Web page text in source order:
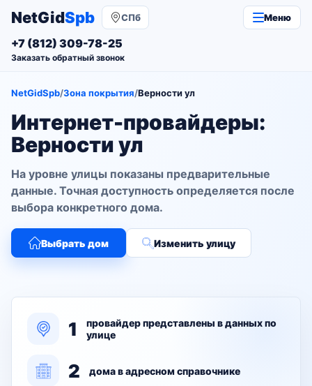
NetGidSpb СПб Меню
+7 (812) 309-78-25
Заказать обратный звонок
NetGidSpb/Зона покрытия/Верности ул
Интернет-провайдеры:
Верности ул
На уровне улицы показаны предварительные
данные. Точная доступность определяется после
выбора конкретного дома.
Выбрать дом Изменить улицу
1
провайдер представлены в данных по
улице
2 дома в адресном справочнике